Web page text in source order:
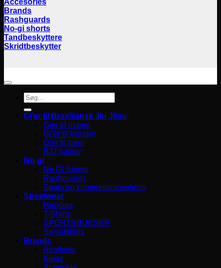
Brands
Rashguards
No-gi shorts
Tandbeskyttere
Skridtbeskytter
Søg
efter:
Gi’er til Brasiliansk Jiu Jitsu
Gier til mænd
Gi’er til kvinder
Gier til børn
BJJ bælter
No-gi
No Gi Shorts
Rashguards
Spats og kompressionsshorts
Streetwear
Hoodies
T-Shirts
SPORTSBUKSER
Sweatshirts
Brands
Aesthetic
Kingz